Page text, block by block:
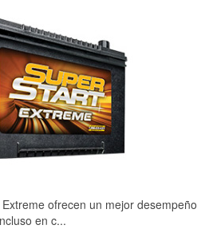
ofrecen un mejor desempeño
en c...